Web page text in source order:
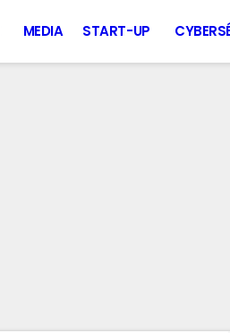
MEDIA START-UP